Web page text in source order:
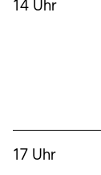
Uhrzeit:
14 Uhr
Uhrzeit:
17 Uhr